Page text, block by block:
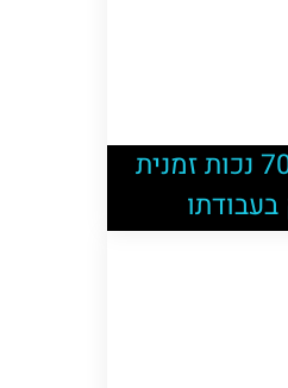
אישור זכאות של 70% נכות זמנית